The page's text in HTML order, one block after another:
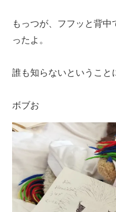
もっつが、フフッと背
ったよ。
誰も知らないということ
ボブお